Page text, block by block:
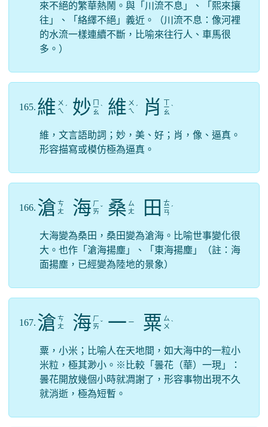
來不絕的繁華熱鬧。與「川流不息」、「熙來攘
往」、「絡繹不絕」義近。（川流不息：像河裡
的水流一樣連續不斷，比喻來往行人、車馬很
多。）
165. 維 ㄨ
ㄟ ˊ 妙 ㄧ
ㄠ
ˋ 維 ㄨ
ㄟ ˊ 肖 ㄧ
ㄠ
ˋ
維，文言語助詞；妙，美、好；肖，像、逼真。
形容描寫或模仿極為逼真。
166. 滄 ㄘ
ㄤ
海 ㄏ
ㄞ ˇ 桑 ㄙ
ㄤ
田 ㄊ
ㄧ
ㄢ
ˊ
大海變為桑田，桑田變為滄海。比喻世事變化很
大。也作「滄海揚塵」、「東海揚塵」（註：海
面揚塵，已經變為陸地的景象）
167. 滄 ㄘ
ㄤ
海 ㄏ
ㄞ ˇ 一 ㄧ 粟 ㄙ
ㄨ ˋ
粟，小米；比喻人在天地間，如大海中的一粒小
米粒，極其渺小。※比較「曇花（華）一現」：
曇花開放幾個小時就凋謝了，形容事物出現不久
就消逝，極為短暫。